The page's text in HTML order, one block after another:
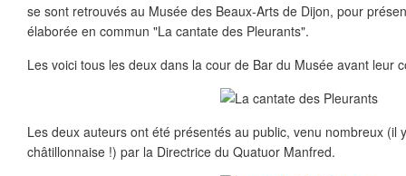
se sont retrouvés au Musée des Beaux-Arts de Dijon, pour
élaborée en commun "La cantate des Pleurants".
Les voici tous les deux dans la cour de Bar du Musée avant leur
Les deux auteurs ont été présentés au public, venu nombreux (il
châtillonnaise !) par la Directrice du Quatuor Manfred.